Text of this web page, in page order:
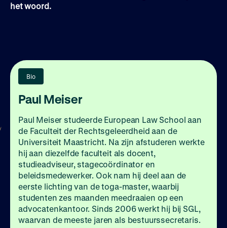
het woord.
Bio
Paul Meiser
Paul Meiser studeerde European Law School aan
de Faculteit der Rechtsgeleerdheid aan de
Universiteit Maastricht. Na zijn afstuderen werkte
hij aan diezelfde faculteit als docent,
studieadviseur, stagecoördinator en
beleidsmedewerker. Ook nam hij deel aan de
eerste lichting van de toga-master, waarbij
studenten zes maanden meedraaien op een
advocatenkantoor. Sinds 2006 werkt hij bij SGL,
waarvan de meeste jaren als bestuurssecretaris.